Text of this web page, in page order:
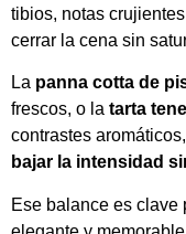
tibios, notas
cerrar la cena sin
La panna cotta de
frescos, o la tarta
contrastes
bajar la intensidad
Ese balance es clave